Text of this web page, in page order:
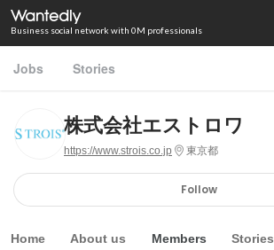
Business social network with 0M professionals
Jobs Stories
株式会社エストロワ
https://www.strois.co.jp 東京都
Follow
Home About us Members Stories